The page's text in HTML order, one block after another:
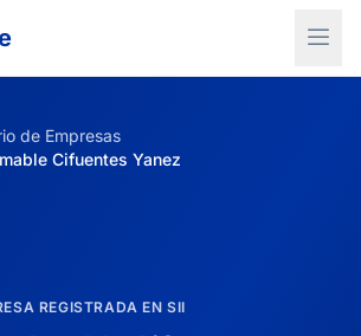
de Empresas
Cifuentes Yanez
REGISTRADA EN SII